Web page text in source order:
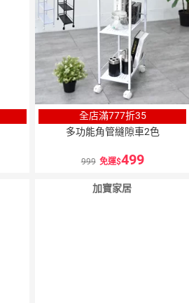
全店滿777折35
多功能角管縫隙車2色
999 免運 499
加寶家居